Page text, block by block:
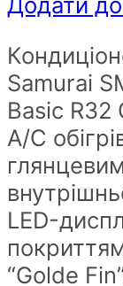
спліт-
система
до-7
,
на
30
кв
метрів
Samurai
Basic R32
A/C
LED-
“Golde